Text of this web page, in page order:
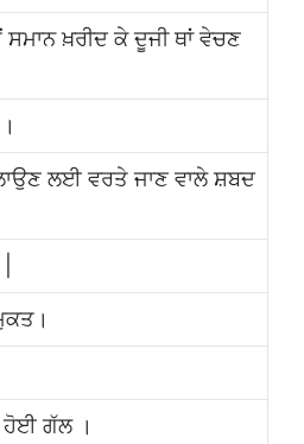
ਖ਼ਰੀਦ ਕੇ ਦੂਜੀ ਥਾਂ ਵੇਚਣ
ਲਈ ਵਰਤੇ ਜਾਣ ਵਾਲੇ ਸ਼ਬਦ
ਹੋਈ ਗੱਲ ।